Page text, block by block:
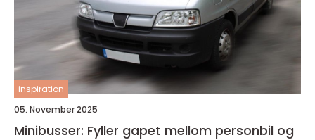
inspiration
05. November 2025
Minibusser: Fyller gapet mellom personbil og